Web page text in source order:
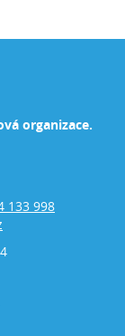
organizace.
133 998